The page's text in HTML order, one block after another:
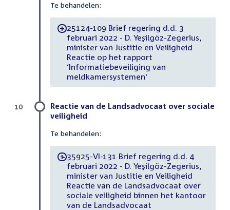
Te behandelen:
-25124-109 Brief regering d.d. 3
februari 2022 - D. Yeşilgöz-Zegerius,
minister van Justitie en Veiligheid
Reactie op het rapport
‘Informatiebeveiliging van
meldkamersystemen'
Reactie van de Landsadvocaat over sociale
veiligheid
Te behandelen:
-35925-VI-131 Brief regering d.d. 4
februari 2022 - D. Yeşilgöz-Zegerius,
minister van Justitie en Veiligheid
Reactie van de Landsadvocaat over
sociale veiligheid binnen het kantoor
van de Landsadvocaat
10